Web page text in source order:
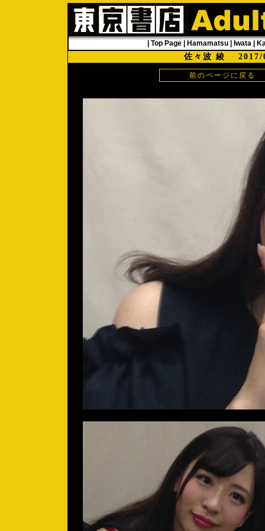
Top Page| Hamamatsu| Iwata|
佐々波 綾 2017/
前のページに戻る